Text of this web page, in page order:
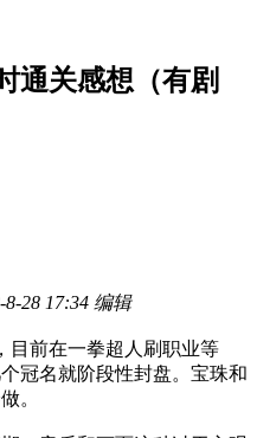
通关感想（有剧
28 17:34 编辑
目前在一拳超人刷职业等
冠名就阶段性封盘。宝珠和
。